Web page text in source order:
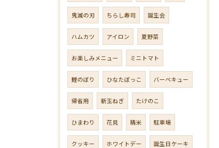
鬼滅の刃 ちらし寿司 誕生会
ハムカツ アイロン 夏野菜
お楽しみメニュー ミニトマト
鯉のぼり ひなたぼっこ バーベキュー
帰省用 新玉ねぎ たけのこ
ひまわり 花見 精米 駐車場
クッキー ホワイトデー 誕生日ケーキ